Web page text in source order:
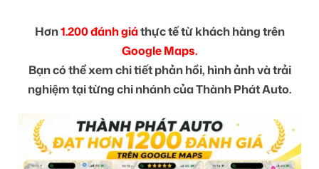
Hơn1.200 đánh giáthực tế từ khách hàng trên
Google Maps.
Bạn có thể xem chi tiết phản hồi, hình ảnh và trải
nghiệm tại từng chi nhánh của Thành Phát Auto.